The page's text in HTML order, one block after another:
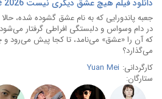
دانلود فیلم هیچ عشق دیگری نیست No Other Love 2026
جعبه پاندورایی که به نام عشق گشوده شده،
در دام وسواس و دلبستگی افراطی گرفتار
که آن را «عشق» می‌نامد، تا کجا پیش می‌رود و
می‌گذارد؟
کارگردانی: Yuan Mei
ستارگان: